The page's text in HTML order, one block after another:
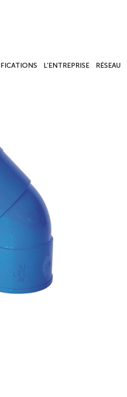
L’ENTREPRISE RÉSEAU